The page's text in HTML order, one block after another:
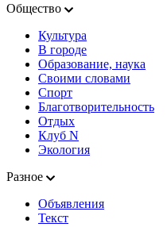
Общество
Культура
В городе
Образование, наука
Своими словами
Спорт
Благотворительность
Отдых
Клуб N
Экология
Разное
Объявления
Текст